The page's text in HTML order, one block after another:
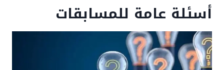
أسئلة عامة للمسابقات